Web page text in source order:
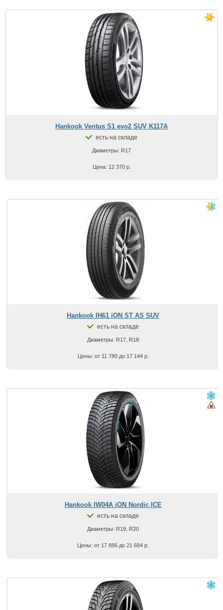
Hankook Ventus S1 evo2 SUV K117A
есть на складе
Диаметры: R17
Цена: 12 370 р.
Hankook IH61 iON ST AS SUV
есть на складе
Диаметры: R17, R18
Цены: от 11 780 до 17 144 р.
Hankook IW04A iON Nordic ICE
есть на складе
Диаметры: R19, R20
Цены: от 17 886 до 21 684 р.